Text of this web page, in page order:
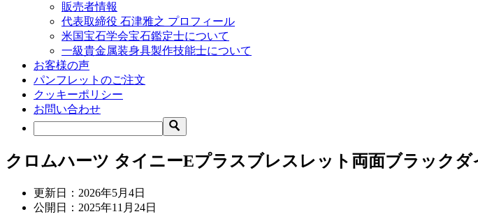
販売者情報
代表取締役 石津雅之 プロフィール
米国宝石学会宝石鑑定士について
一級貴金属装身具製作技能士について
お客様の声
パンフレットのご注文
クッキーポリシー
お問い合わせ
クロムハーツ タイニーEプラスブレスレット両面ブラック
更新日： 2026年5月4日
公開日： 2025年11月24日